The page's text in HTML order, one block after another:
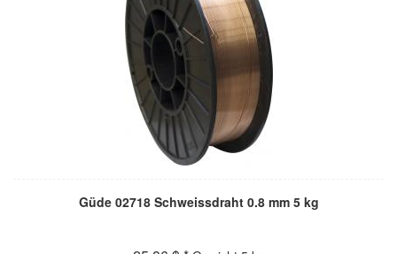
Güde 02718 Schweissdraht 0.8 mm 5 kg